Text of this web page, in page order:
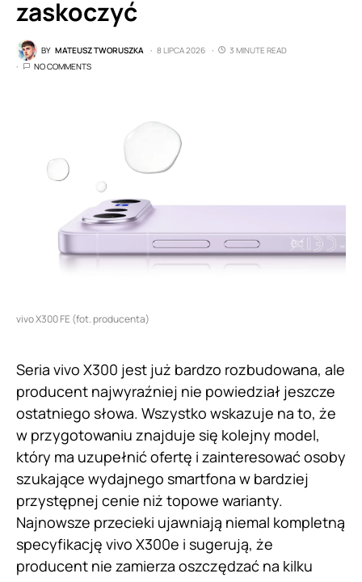
zaskoczyć
BY MATEUSZ TWORUSZKA 8 LIPCA 2026
3 MINUTE READ
NO COMMENTS
vivo X300 FE (fot. producenta)
Seria vivo X300 jest już bardzo rozbudowana, ale
producent najwyraźniej nie powiedział jeszcze
ostatniego słowa. Wszystko wskazuje na to, że
w przygotowaniu znajduje się kolejny model,
który ma uzupełnić ofertę i zainteresować osoby
szukające wydajnego smartfona w bardziej
przystępnej cenie niż topowe warianty.
Najnowsze przecieki ujawniają niemal kompletną
specyfikację vivo X300e i sugerują, że
producent nie zamierza oszczędzać na kilku